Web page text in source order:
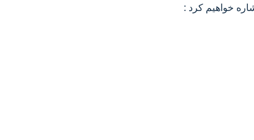
خواهیم کرد :